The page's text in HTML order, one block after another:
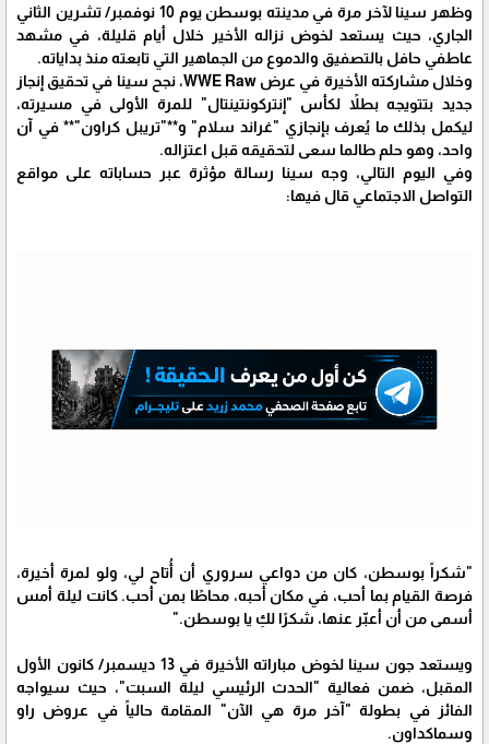
وظهر سينا لآخر مرة في مدينته بوسطن يوم 10 نوفمبر/ تشرين الثاني
الجاري، حيث يستعد لخوض نزاله الأخير خلال أيام قليلة، في مشهد
عاطفي حافل بالتصفيق والدموع من الجماهير التي تابعته منذ بداياته.
وخلال مشاركته الأخيرة في عرض WWE Raw، نجح سينا في تحقيق إنجاز
جديد بتتويجه بطلاً لكأس "إنتركونتينتال" للمرة الأولى في مسيرته،
ليكمل بذلك ما يُعرف بإنجازي "غراند سلام" و**"تريبل كراون"** في آن
واحد، وهو حلم طالما سعى لتحقيقه قبل اعتزاله.
وفي اليوم التالي، وجه سينا رسالة مؤثرة عبر حساباته على مواقع
التواصل الاجتماعي قال فيها:
"شكراً بوسطن، كان من دواعي سروري أن أُتاح لي، ولو لمرة أخيرة،
فرصة القيام بما أحب، في مكان أحبه، محاطًا بمن أحب. كانت ليلة أمس
أسمى من أن أعبّر عنها، شكرًا لكِ يا بوسطن."
ويستعد جون سينا لخوض مباراته الأخيرة في 13 ديسمبر/ كانون الأول
المقبل، ضمن فعالية "الحدث الرئيسي ليلة السبت"، حيث سيواجه
الفائز في بطولة "آخر مرة هي الآن" المقامة حالياً في عروض راو
وسماكداون.